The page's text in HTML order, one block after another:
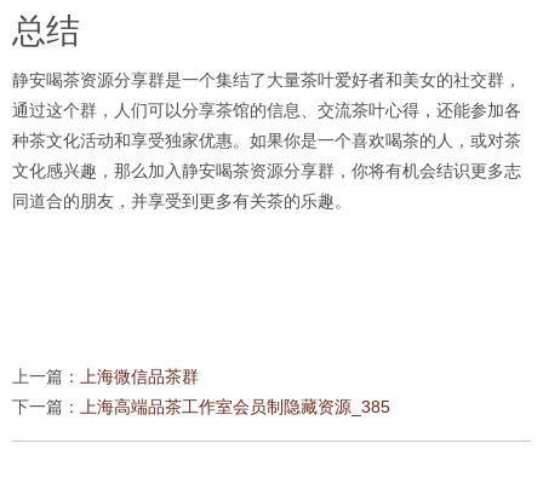
总结
静安喝茶资源分享群是一个集结了大量茶叶爱好者和美女的社交群，
通过这个群，人们可以分享茶馆的信息、交流茶叶心得，还能参加各
种茶文化活动和享受独家优惠。如果你是一个喜欢喝茶的人，或对茶
文化感兴趣，那么加入静安喝茶资源分享群，你将有机会结识更多志
同道合的朋友，并享受到更多有关茶的乐趣。
上一篇：
上海微信品茶群
下一篇：
上海高端品茶工作室会员制隐藏资源_385